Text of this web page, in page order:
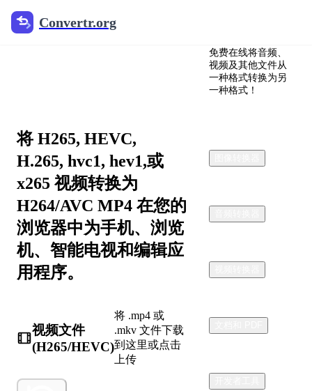
Convertr.org
转换
将 H265, HEVC,
H.265, hvc1, hev1,或
x265 视频转换为
H264/AVC MP4 在您的
浏览器中为手机、浏览
机、智能电视和编辑应
用程序。
视频文件
(H265/HEVC)
将 .mp4 或
.mkv 文件下载
到这里或点击
上传
免费在线将音频、
视频及其他文件从
一种格式转换为另
一种格式！